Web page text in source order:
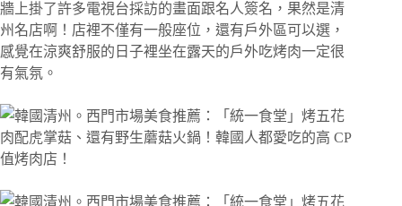
牆上掛了許多電視台採訪的畫面跟名人簽名，果然是清
州名店啊！店裡不僅有一般座位，還有戶外區可以選，
感覺在涼爽舒服的日子裡坐在露天的戶外吃烤肉一定很
有氣氛。